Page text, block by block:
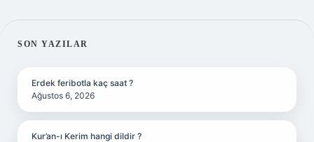
SIDEBAR
SON YAZILAR
Erdek feribotla kaç saat ?
Ağustos 6, 2026
Kur’an-ı Kerim hangi dildir ?